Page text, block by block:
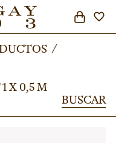
/
X 0,5 M
BUSCAR
/
X 0,5 M
BUSCAR